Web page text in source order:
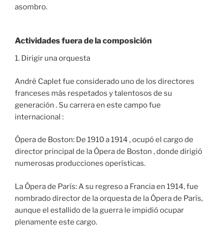
asombro.
Actividades fuera de la composición
1. Dirigir una orquesta
André Caplet fue considerado uno de los directores
franceses más respetados y talentosos de su
generación . Su carrera en este campo fue
internacional :
Ópera de Boston: De 1910 a 1914 , ocupó el cargo de
director principal de la Ópera de Boston , donde dirigió
numerosas producciones operísticas.
La Ópera de París: A su regreso a Francia en 1914, fue
nombrado director de la orquesta de la Ópera de París,
aunque el estallido de la guerra le impidió ocupar
plenamente este cargo.